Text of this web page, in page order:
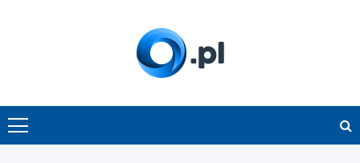
O.pl